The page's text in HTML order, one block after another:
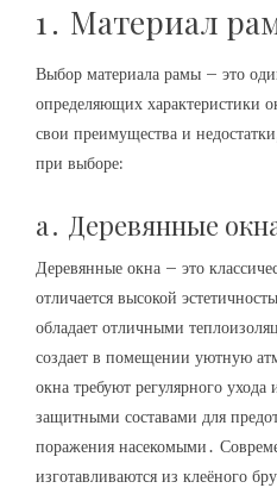
1․ Материал
Выбор материала рамы – это
определяющих характеристики
свои преимущества и
при выборе:
a․ Деревянные
Деревянные окна – это
отличается высокой
обладает отличными
создает в помещении уютную
окна требуют регулярного
защитными составами для
поражения насекомыми․
изготавливаются из клеёного